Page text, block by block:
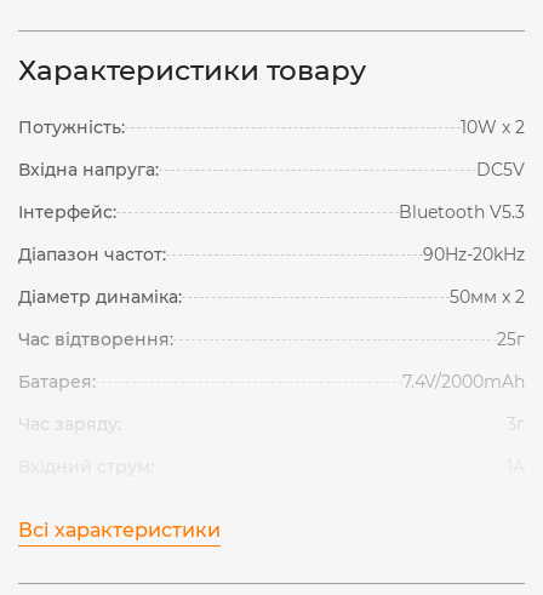
Характеристики товару
Потужність:
10W x 2
Вхідна напруга:
DC5V
Інтерфейс:
Bluetooth V5.3
Діапазон частот:
90Hz-20kHz
Діаметр динаміка:
50мм x 2
Час відтворення:
25г
Батарея:
7.4V/2000mAh
Час заряду:
3г
Всі характеристики